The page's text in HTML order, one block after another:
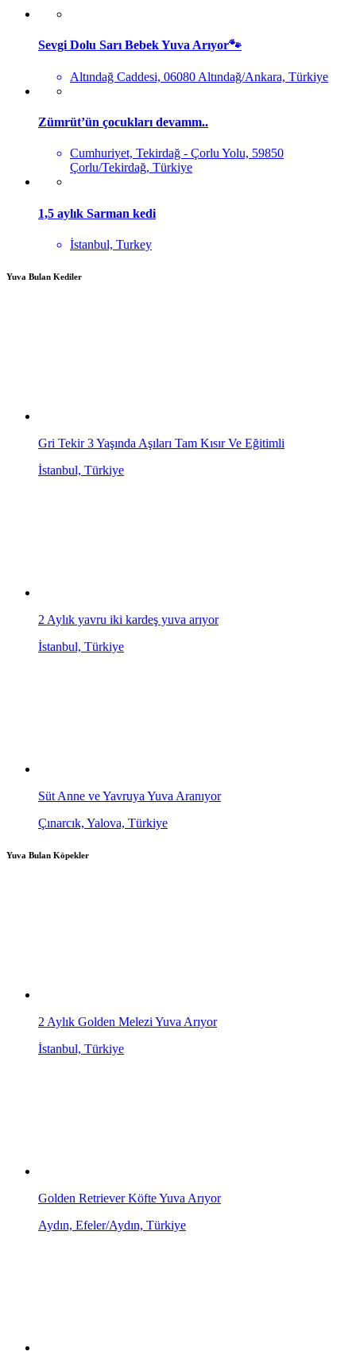
Sevgi Dolu Sarı Bebek Yuva Arıyor🐾
Altındağ Caddesi, 06080 Altındağ/Ankara, Türkiye
Zümrüt’ün çocukları devamm..
Cumhuriyet, Tekirdağ - Çorlu Yolu, 59850
Çorlu/Tekirdağ, Türkiye
1,5 aylık Sarman kedi
İstanbul, Turkey
Yuva Bulan Kediler
Gri Tekir 3 Yaşında Aşıları Tam Kısır Ve Eğitimli
İstanbul, Türkiye
2 Aylık yavru iki kardeş yuva arıyor
İstanbul, Türkiye
Süt Anne ve Yavruya Yuva Aranıyor
Çınarcık, Yalova, Türkiye
Yuva Bulan Köpekler
2 Aylık Golden Melezi Yuva Arıyor
İstanbul, Türkiye
Golden Retriever Köfte Yuva Arıyor
Aydın, Efeler/Aydın, Türkiye